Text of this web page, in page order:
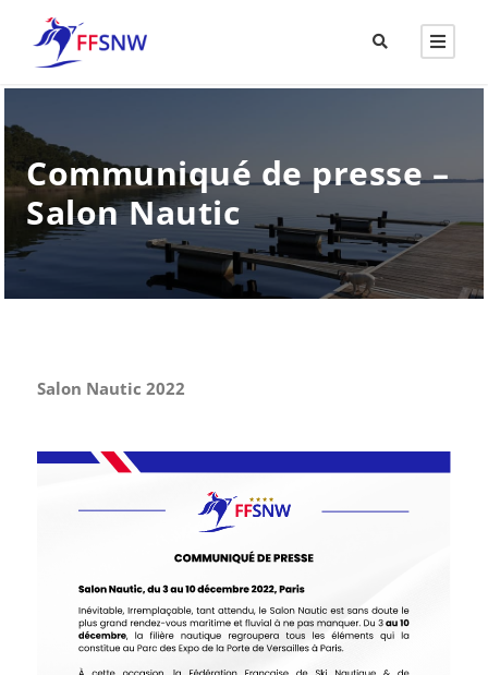
Communiqué de presse –
Salon Nautic
Salon Nautic 2022